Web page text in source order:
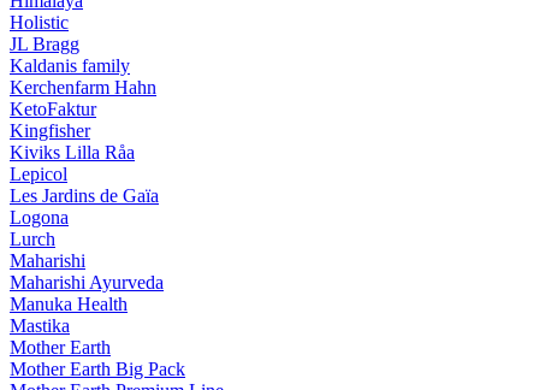
Holistic
JL Bragg
Kaldanis family
Kerchenfarm Hahn
KetoFaktur
Kingfisher
Kiviks Lilla Råa
Lepicol
Les Jardins de Gaïa
Logona
Lurch
Maharishi
Maharishi Ayurveda
Manuka Health
Mastika
Mother Earth
Mother Earth Big Pack